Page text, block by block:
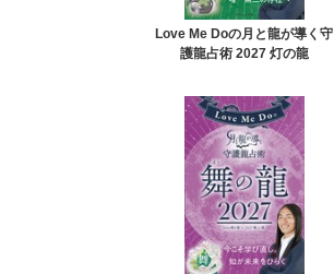
Love Me Doの月と龍が導く守
護龍占術 2027 灯の龍